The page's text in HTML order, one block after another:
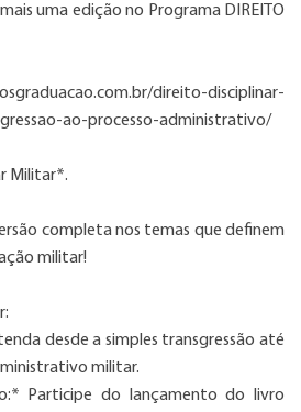
uma edição no Programa DIREITO
direito-disciplinar-
ao-processo-administrativo/
Militar*.
completa nos temas que definem
militar!
desde a simples transgressão até
militar.
Participe do lançamento do livro